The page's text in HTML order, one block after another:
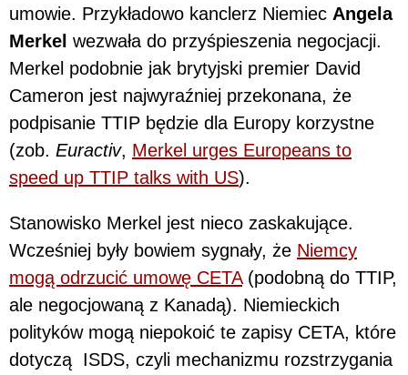
umowie. Przykładowo kanclerz Niemiec Angela
Merkel wezwała do przyśpieszenia negocjacji.
Merkel podobnie jak brytyjski premier David
Cameron jest najwyraźniej przekonana, że
podpisanie TTIP będzie dla Europy korzystne
(zob. Euractiv, Merkel urges Europeans to
speed up TTIP talks with US).
Stanowisko Merkel jest nieco zaskakujące.
Wcześniej były bowiem sygnały, że Niemcy
mogą odrzucić umowę CETA(podobną do TTIP,
ale negocjowaną z Kanadą). Niemieckich
polityków mogą niepokoić te zapisy CETA, które
dotyczą ISDS, czyli mechanizmu rozstrzygania